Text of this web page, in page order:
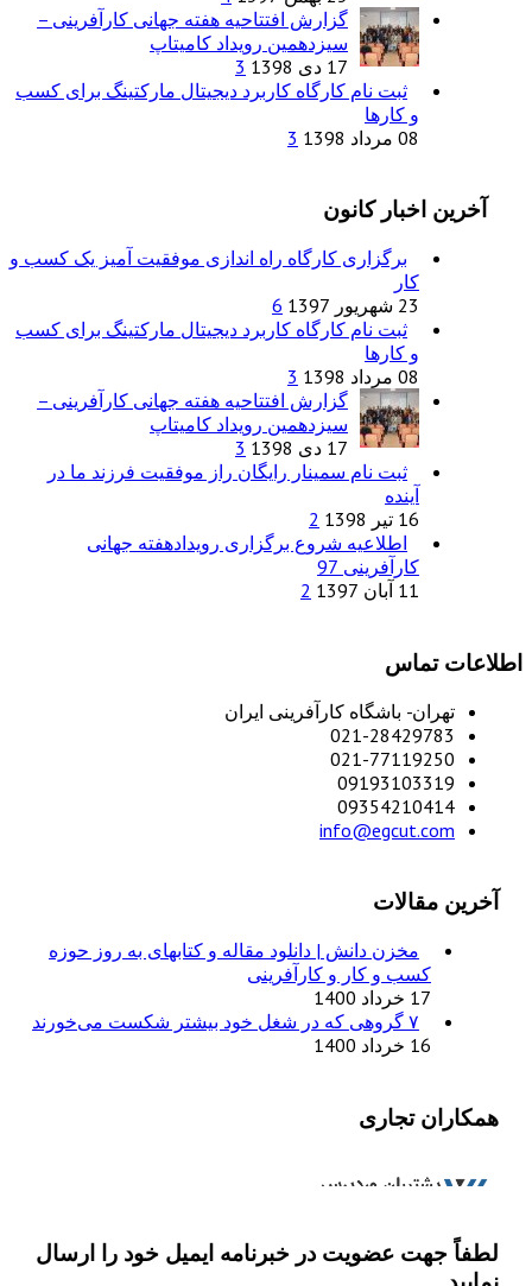
گزارش افتتاحیه هفته جهانی کارآفرینی –
سیزدهمین رویداد کامیتاپ
17 دی 1398
3
ثبت نام کارگاه کاربرد دیجیتال مارکتینگ برای کسب
و کارها
08 مرداد 1398
3
آخرین اخبار کانون
برگزاری کارگاه راه اندازی موفقیت آمیز یک کسب و
کار
23 شهریور 1397
6
ثبت نام کارگاه کاربرد دیجیتال مارکتینگ برای کسب
و کارها
08 مرداد 1398
3
گزارش افتتاحیه هفته جهانی کارآفرینی –
سیزدهمین رویداد کامیتاپ
17 دی 1398
3
ثبت نام سمینار رایگان راز موفقیت فرزند ما در
آینده
16 تیر 1398
2
اطلاعیه شروع برگزاری رویدادهفته جهانی
کارآفرینی 97
11 آبان 1397
2
اطلاعات تماس
تهران- باشگاه کارآفرینی ایران
021-28429783
021-77119250
09193103319
09354210414
info@egcut.com
آخرین مقالات
مخزن دانش | دانلود مقاله و کتابهای به روز حوزه
کسب و کار و کارآفرینی
17 خرداد 1400
۷ گروهی که در شغل خود بیشتر شکست می‌خورند
16 خرداد 1400
همکاران تجاری
لطفاً جهت عضویت در خبرنامه ایمیل خود را ارسال